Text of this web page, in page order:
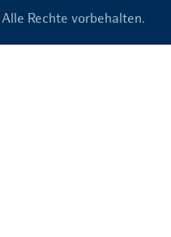
Rechte vorbehalten.